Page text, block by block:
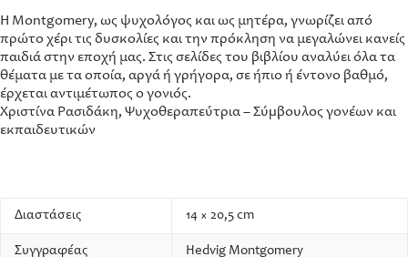
Η Montgomery, ως ψυχολόγος και ως μητέρα, γνωρίζει από
πρώτο χέρι τις δυσκολίες και την πρόκληση να μεγαλώνει κανείς
παιδιά στην εποχή μας. Στις σελίδες του βιβλίου αναλύει όλα τα
θέματα με τα οποία, αργά ή γρήγορα, σε ήπιο ή έντονο βαθμό,
έρχεται αντιμέτωπος ο γονιός.
Χριστίνα Ρασιδάκη, Ψυχοθεραπεύτρια – Σύµβουλος γονέων και
εκπαιδευτικών
Διαστάσεις 14 × 20,5 cm
Συγγραφέας Hedvig Montgomery